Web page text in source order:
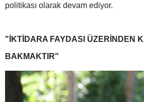
politikası olarak devam ediyor.
"İKTİDARA FAYDASI ÜZERİNDEN
BAKMAKTIR"